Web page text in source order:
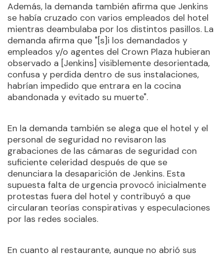
Además, la demanda también afirma que Jenkins
se había cruzado con varios empleados del hotel
mientras deambulaba por los distintos pasillos. La
demanda afirma que "[s]i los demandados y
empleados y/o agentes del Crown Plaza hubieran
observado a [Jenkins] visiblemente desorientada,
confusa y perdida dentro de sus instalaciones,
habrían impedido que entrara en la cocina
abandonada y evitado su muerte".
En la demanda también se alega que el hotel y el
personal de seguridad no revisaron las
grabaciones de las cámaras de seguridad con
suficiente celeridad después de que se
denunciara la desaparición de Jenkins. Esta
supuesta falta de urgencia provocó inicialmente
protestas fuera del hotel y contribuyó a que
circularan teorías conspirativas y especulaciones
por las redes sociales.
En cuanto al restaurante, aunque no abrió sus